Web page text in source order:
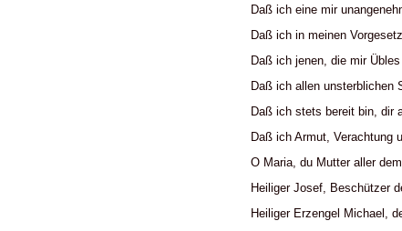
Daß ich eine mir
Daß ich in meinen
Daß ich jenen, die mir
Daß ich allen unsterblichen
Daß ich stets bereit bin, dir
Daß ich Armut, Verachtung
O Maria, du Mutter aller
Heiliger Josef, Beschützer
Heiliger Erzengel Michael,